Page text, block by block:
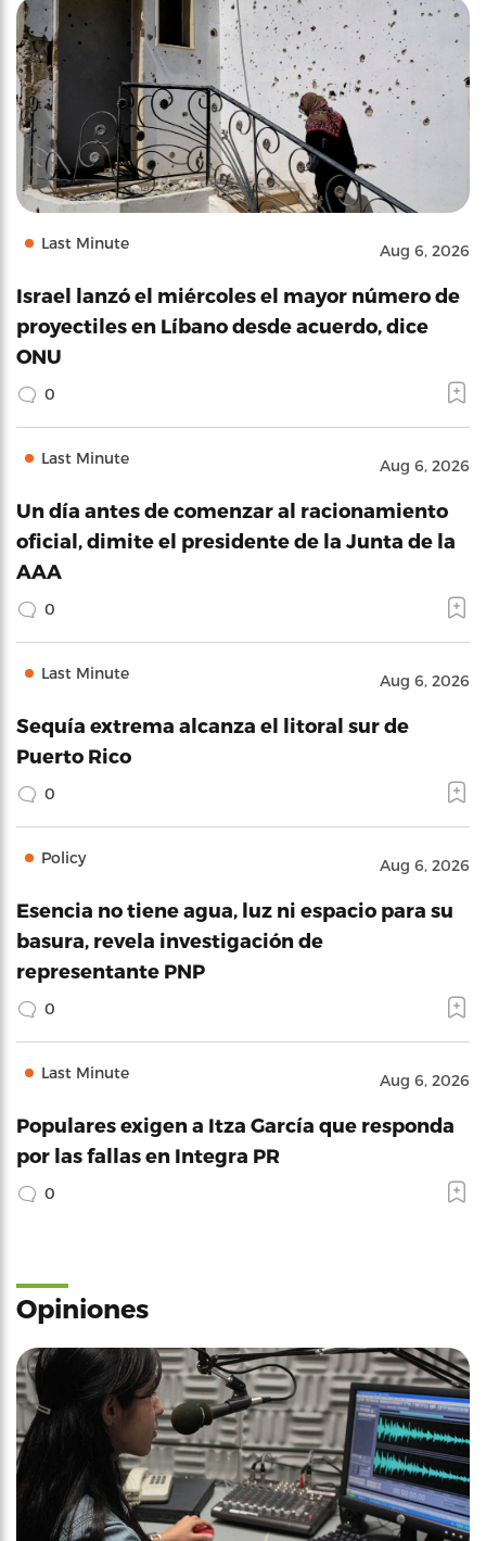
Last Minute Aug 6, 2026
Israel lanzó el miércoles el mayor número de
proyectiles en Líbano desde acuerdo, dice
ONU
0
Last Minute Aug 6, 2026
Un día antes de comenzar al racionamiento
oficial, dimite el presidente de la Junta de la
AAA
0
Last Minute Aug 6, 2026
Sequía extrema alcanza el litoral sur de
Puerto Rico
0
Policy Aug 6, 2026
Esencia no tiene agua, luz ni espacio para su
basura, revela investigación de
representante PNP
0
Last Minute Aug 6, 2026
Populares exigen a Itza García que responda
por las fallas en Integra PR
0
Opiniones